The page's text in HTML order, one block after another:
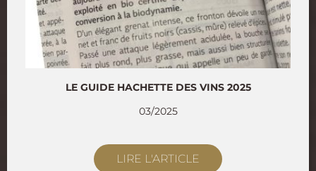
LE GUIDE HACHETTE DES VINS 2025
03/2025
LIRE L'ARTICLE